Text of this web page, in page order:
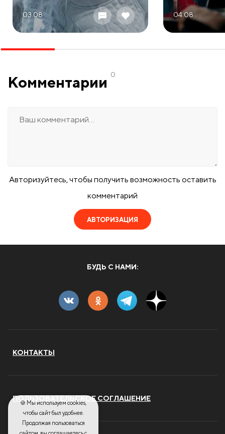
03.08 04.08
Комментарии 0
Авторизуйтесь, чтобы получить возможность оставить
комментарий
АВТОРИЗАЦИЯ
БУДЬ С НАМИ:
КОНТАКТЫ
ПОЛЬЗОВАТЕЛЬСКОЕ СОГЛАШЕНИЕ
🍪 Мы используем cookies,
чтобы сайт был удобнее.
Продолжая пользоваться